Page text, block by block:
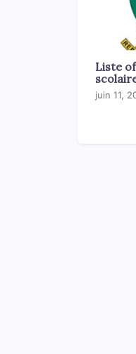
Liste
juin 11,